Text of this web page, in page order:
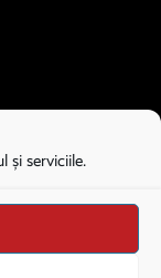
și serviciile.
sub licența SC